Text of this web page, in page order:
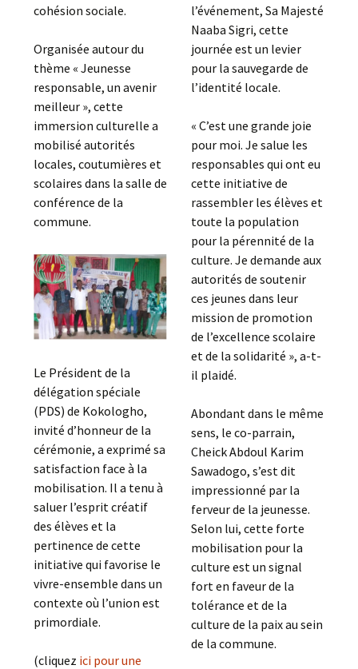
cohésion sociale.
Organisée autour du
thème « Jeunesse
responsable, un avenir
meilleur », cette
immersion culturelle a
mobilisé autorités
locales, coutumières et
scolaires dans la salle de
conférence de la
commune.
Le Président de la
délégation spéciale
(PDS) de Kokologho,
invité d’honneur de la
cérémonie, a exprimé sa
satisfaction face à la
mobilisation. Il a tenu à
saluer l’esprit créatif
des élèves et la
pertinence de cette
initiative qui favorise le
vivre-ensemble dans un
contexte où l’union est
primordiale.
(cliquez ici pour une
l’événement, Sa Majesté
Naaba Sigri, cette
journée est un levier
pour la sauvegarde de
l’identité locale.
« C’est une grande joie
pour moi. Je salue les
responsables qui ont eu
cette initiative de
rassembler les élèves et
toute la population
pour la pérennité de la
culture. Je demande aux
autorités de soutenir
ces jeunes dans leur
mission de promotion
de l’excellence scolaire
et de la solidarité », a-t-
il plaidé.
Abondant dans le même
sens, le co-parrain,
Cheick Abdoul Karim
Sawadogo, s’est dit
impressionné par la
ferveur de la jeunesse.
Selon lui, cette forte
mobilisation pour la
culture est un signal
fort en faveur de la
tolérance et de la
culture de la paix au sein
de la commune.